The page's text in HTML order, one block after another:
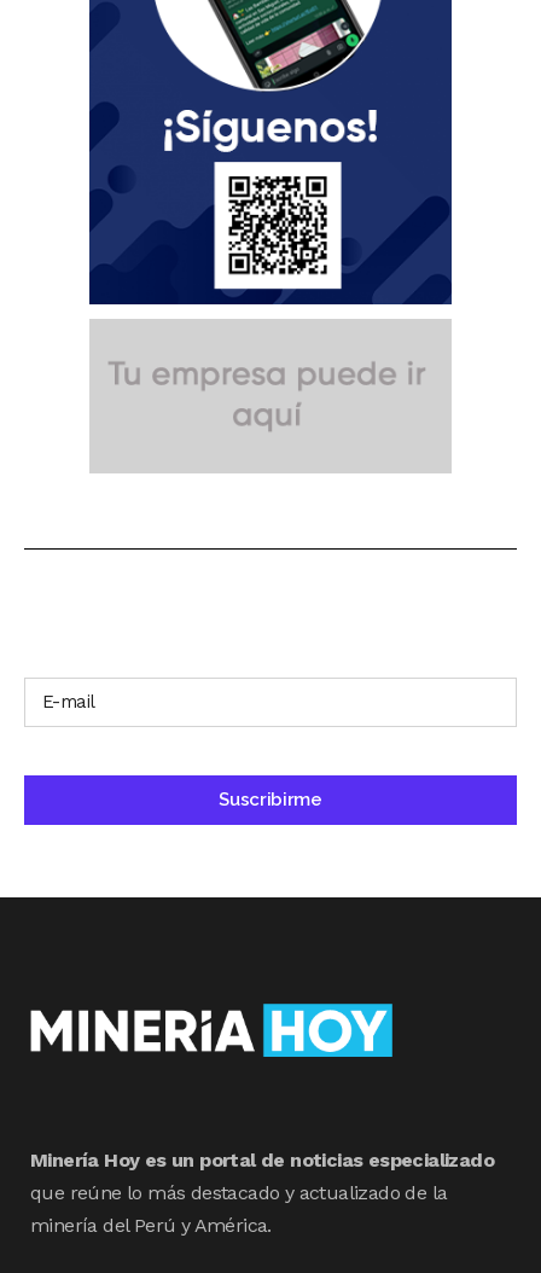
Minería Hoy es un portal de noticias especializado
que reúne lo más destacado y actualizado de la
minería del Perú y América.